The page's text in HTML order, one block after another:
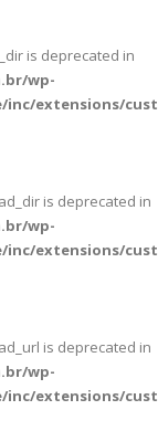
is deprecated in
wp-
extensions/
is deprecated in
wp-
extensions/
is deprecated in
wp-
extensions/